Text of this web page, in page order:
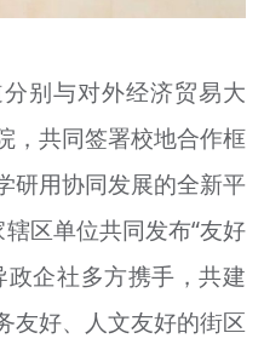
别与对外经济贸易大
，共同签署校地合作框
研用协同发展的全新平
区单位共同发布“友好
企社多方携手，共建
友好、人文友好的街区